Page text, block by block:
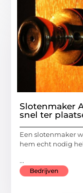
Slotenmaker
snel ter
Een slotenmaker
hem echt nodig
...
Bedrijven